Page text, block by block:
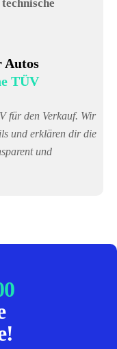
technische
Autos
TÜV
für den Verkauf. Wir
und erklären dir die
und